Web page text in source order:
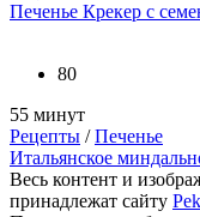
Печенье Крекер с
80
55 минут
Рецепты /Печенье
Итальянское
Весь контент и
принадлежат сайту